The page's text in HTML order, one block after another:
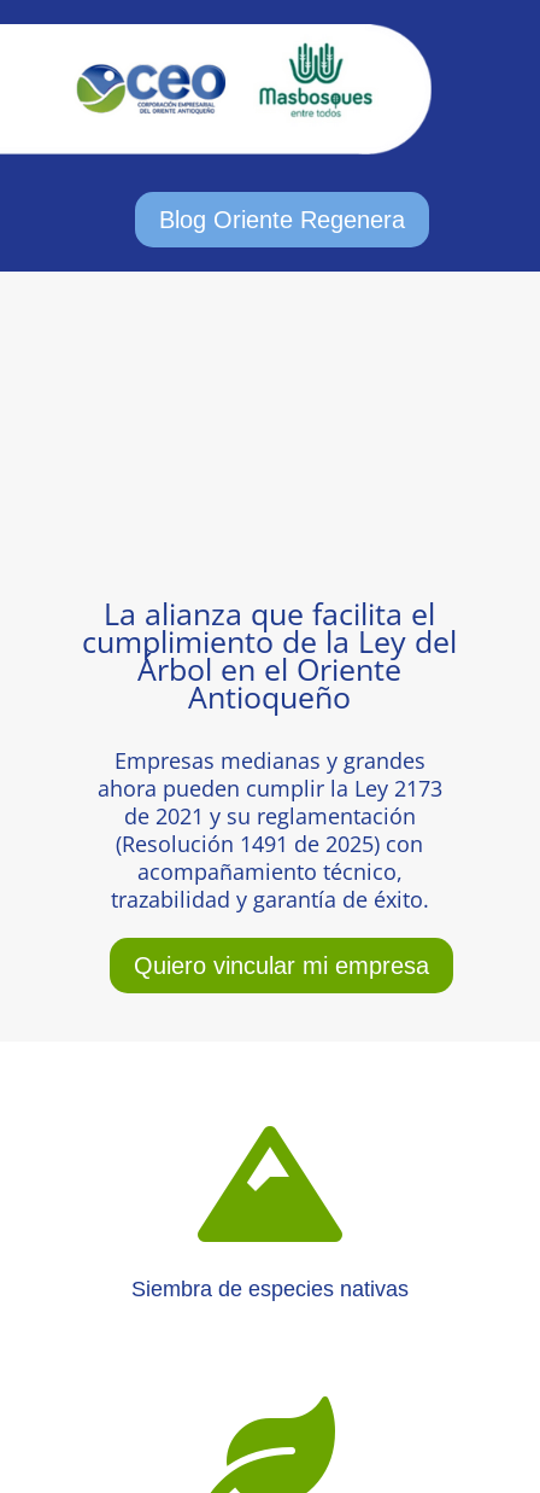
Blog Oriente Regenera
La alianza que facilita el
cumplimiento de la Ley del
Árbol en el Oriente
Antioqueño
Empresas medianas y grandes
ahora pueden cumplir la Ley 2173
de 2021 y su reglamentación
(Resolución 1491 de 2025) con
acompañamiento técnico,
trazabilidad y garantía de éxito.
Quiero vincular mi empresa

Siembra de especies nativas
